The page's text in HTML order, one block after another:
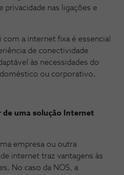
privacidade nas ligações e
a internet fixa é essencial
de conectividade
às necessidades do
doméstico ou corporativo.
de uma solução Internet
empresa ou outra
internet traz vantagens às
No caso da NOS, a